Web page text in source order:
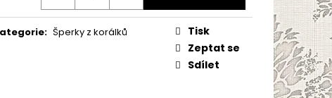
: Šperky z korálků
Tisk
Zeptat se
Sdílet